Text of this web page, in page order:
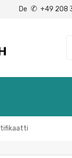
De ✆ +49 208